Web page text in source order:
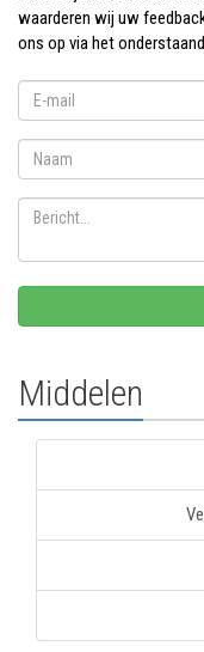
waarderen wij uw
ons op via het
Middelen